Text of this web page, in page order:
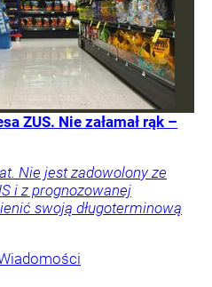
ZUS. Nie załamał rąk –
Nie jest zadowolony ze
i z prognozowanej
swoją długoterminową